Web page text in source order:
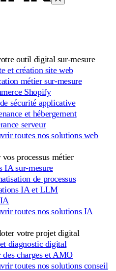
outil digital sur-mesure
et création site web
métier sur-mesure
Shopify
sécurité applicative
et hébergement
serveur
toutes nos solutions web
processus métier
IA sur-mesure
de processus
IA et LLM
toutes nos solutions IA
votre projet digital
diagnostic digital
des charges et AMO
toutes nos solutions conseil